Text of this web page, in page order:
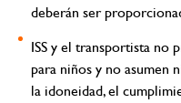
deberán ser
ISS y el transportista no
para niños y no asumen
la idoneidad, el